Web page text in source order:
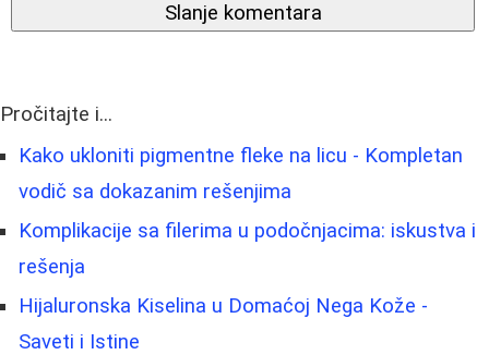
Slanje komentara
Pročitajte i...
Kako ukloniti pigmentne fleke na licu - Kompletan
vodič sa dokazanim rešenjima
Komplikacije sa filerima u podočnjacima: iskustva i
rešenja
Hijaluronska Kiselina u Domaćoj Nega Kože -
Saveti i Istine